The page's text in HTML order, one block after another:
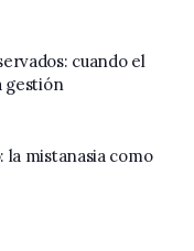
cuando el
gestión
la mistanasia como